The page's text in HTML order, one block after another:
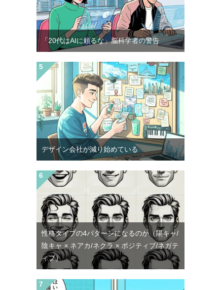
「20代はAIに頼るな」脳科学者の警告
デザイン会社が減り始めている
性格タイプの4パターンになるのか（陽キャ/
陰キャ × ネアカ/ネクラ × ポジティブ/ネガテ
ィブ）